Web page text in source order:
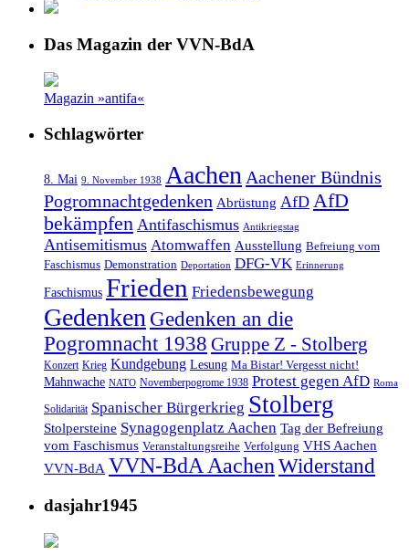
Das Magazin der VVN-BdA
Magazin »antifa«
Schlagwörter
8. Mai 9. November 1938 Aachen Aachener Bündnis
Pogromnachtgedenken Abrüstung AfD AfD
bekämpfen Antifaschismus Antikriegstag
Antisemitismus Atomwaffen Ausstellung Befreiung vom
Faschismus Demonstration Deportation DFG-VK Erinnerung
Faschismus Frieden Friedensbewegung
Gedenken Gedenken an die
Pogromnacht 1938 Gruppe Z - Stolberg
Konzert Krieg Kundgebung Lesung Ma Bistar! Vergesst nicht!
Mahnwache NATO Novemberpogrome 1938 Protest gegen AfD Roma
Solidarität Spanischer Bürgerkrieg Stolberg
Stolpersteine Synagogenplatz Aachen Tag der Befreiung
vom Faschismus Veranstaltungsreihe Verfolgung VHS Aachen
VVN-BdA VVN-BdA AachenWiderstand
dasjahr1945